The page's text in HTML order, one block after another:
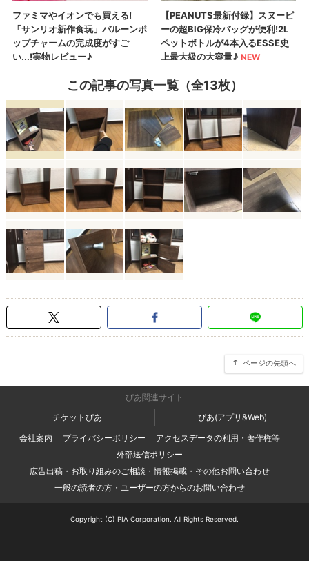
この記事の写真一覧（全13枚）
ページの先頭へ
ぴあ関連サイト
チケットぴあ
ぴあ(アプリ&Web)
会社案内
プライバシーポリシー
アクセスデータの利用・著作権等
外部送信ポリシー
広告出稿・お取り組みのご相談・情報掲載・その他お問い合わせ
一般の読者の方・ユーザーの方からのお問い合わせ
Copyright (C) PIA Corporation. All Rights Reserved.